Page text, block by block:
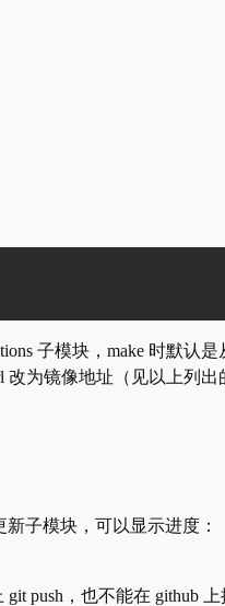
子模块，make 时默认
改为镜像地址（见以上列
模块，可以显示进度：
push，也不能在 github